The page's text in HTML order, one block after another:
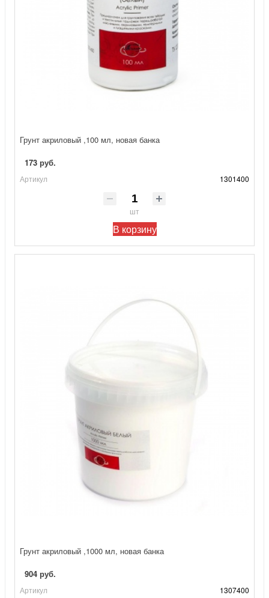
Грунт акриловый ,100 мл, новая банка
173 руб.
Артикул 1301400
шт
В корзину
Грунт акриловый ,1000 мл, новая банка
904 руб.
Артикул 1307400